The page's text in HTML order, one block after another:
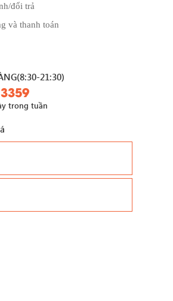
đổi trả
và thanh toán
21:30)
trong tuần